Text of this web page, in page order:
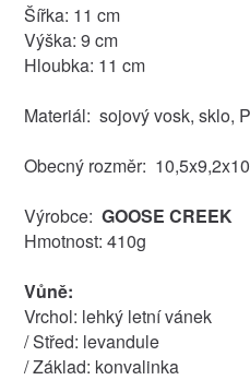
Šířka: 11 cm
Výška: 9 cm
Hloubka: 11 cm
Materiál: sojový vosk, sklo,
Obecný rozměr:
Výrobce: GOOSE CREEK
Hmotnost: 410g
Vůně:
Vrchol: lehký letní vánek
/ Střed: levandule
/ Základ: konvalinka